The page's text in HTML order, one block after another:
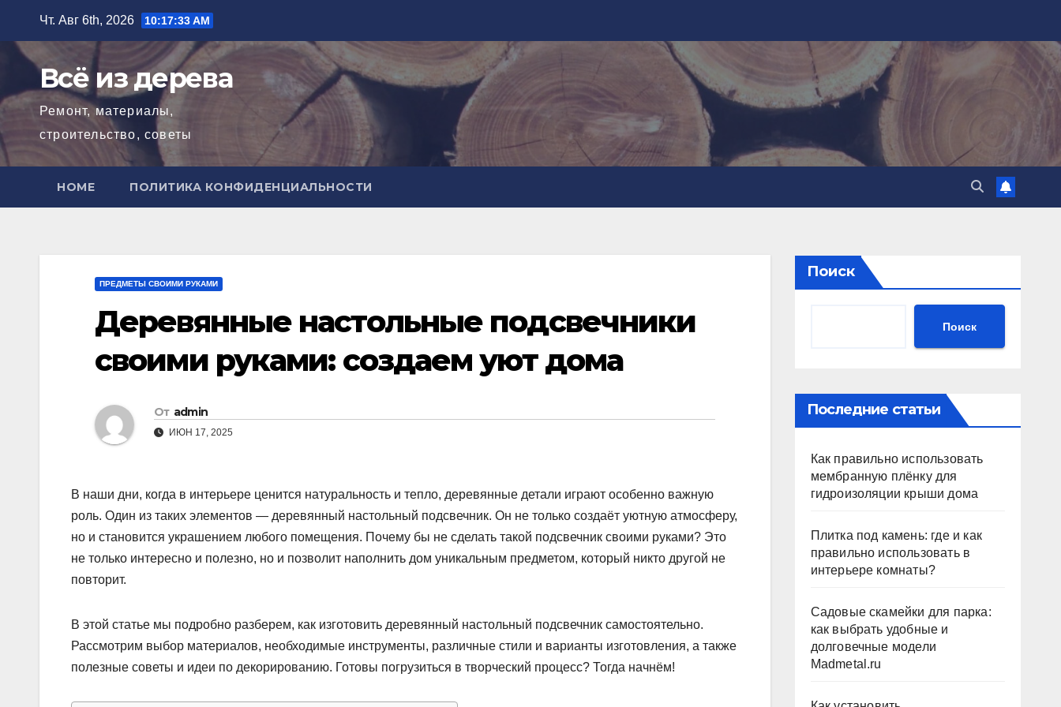
содержимому
Чт. Авг 6th, 2026 10:17:34 AM
Всё из дерева
Ремонт, материалы,
строительство, советы
HOME ПОЛИТИКА КОНФИДЕНЦИАЛЬНОСТИ
ПРЕДМЕТЫ СВОИМИ РУКАМИ
Деревянные настольные подсвечники
своими руками: создаем уют дома
От admin
ИЮН 17, 2025
В наши дни, когда в интерьере ценится натуральность и тепло, деревянные детали играют особенно важную
роль. Один из таких элементов — деревянный настольный подсвечник. Он не только создаёт уютную атмосферу,
но и становится украшением любого помещения. Почему бы не сделать такой подсвечник своими руками? Это
не только интересно и полезно, но и позволит наполнить дом уникальным предметом, который никто другой не
повторит.
В этой статье мы подробно разберем, как изготовить деревянный настольный подсвечник самостоятельно.
Рассмотрим выбор материалов, необходимые инструменты, различные стили и варианты изготовления, а также
полезные советы и идеи по декорированию. Готовы погрузиться в творческий процесс? Тогда начнём!
Поиск
Поиск
Последние статьи
Как правильно использовать
мембранную плёнку для
гидроизоляции крыши дома
Плитка под камень: где и как
правильно использовать в
интерьере комнаты?
Садовые скамейки для парка:
как выбрать удобные и
долговечные модели
Madmetal.ru